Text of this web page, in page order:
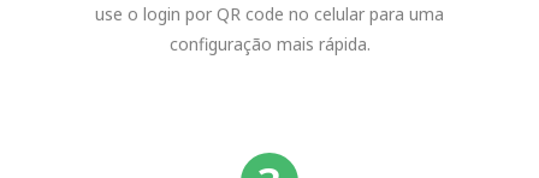
use o login por QR code no celular para uma
configuração mais rápida.